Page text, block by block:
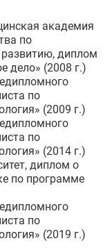
академия
по
диплом
дело» (2008 г.)
по
(2009 г.)
по
(2014 г.)
диплом о
по программе
по
(2019 г.)